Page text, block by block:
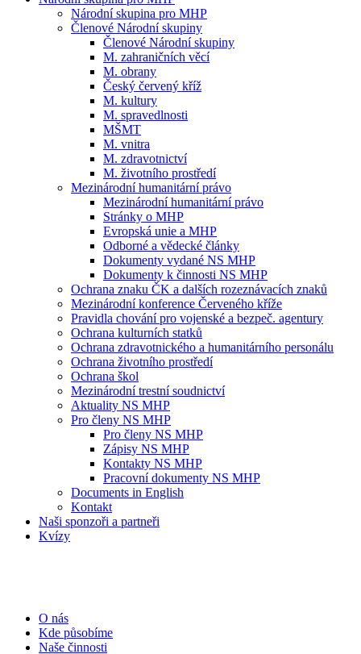
Národní skupina pro MHP
Členové Národní skupiny
Členové Národní skupiny
M. zahraničních věcí
M. obrany
Český červený kříž
M. kultury
M. spravedlnosti
MŠMT
M. vnitra
M. zdravotnictví
M. životního prostředí
Mezinárodní humanitární právo
Mezinárodní humanitární právo
Stránky o MHP
Evropská unie a MHP
Odborné a vědecké články
Dokumenty vydané NS MHP
Dokumenty k činnosti NS MHP
Ochrana znaku ČK a dalších rozeznávacích znaků
Mezinárodní konference Červeného kříže
Pravidla chování pro vojenské a bezpeč. agentury
Ochrana kulturních statků
Ochrana zdravotnického a humanitárního personálu
Ochrana životního prostředí
Ochrana škol
Mezinárodní trestní soudnictví
Aktuality NS MHP
Pro členy NS MHP
Pro členy NS MHP
Zápisy NS MHP
Kontakty NS MHP
Pracovní dokumenty NS MHP
Documents in English
Kontakt
Naši sponzoři a partneři
Kvízy
O nás
Kde působíme
Naše činnosti